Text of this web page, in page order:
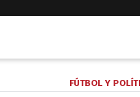
FÚTBOL Y